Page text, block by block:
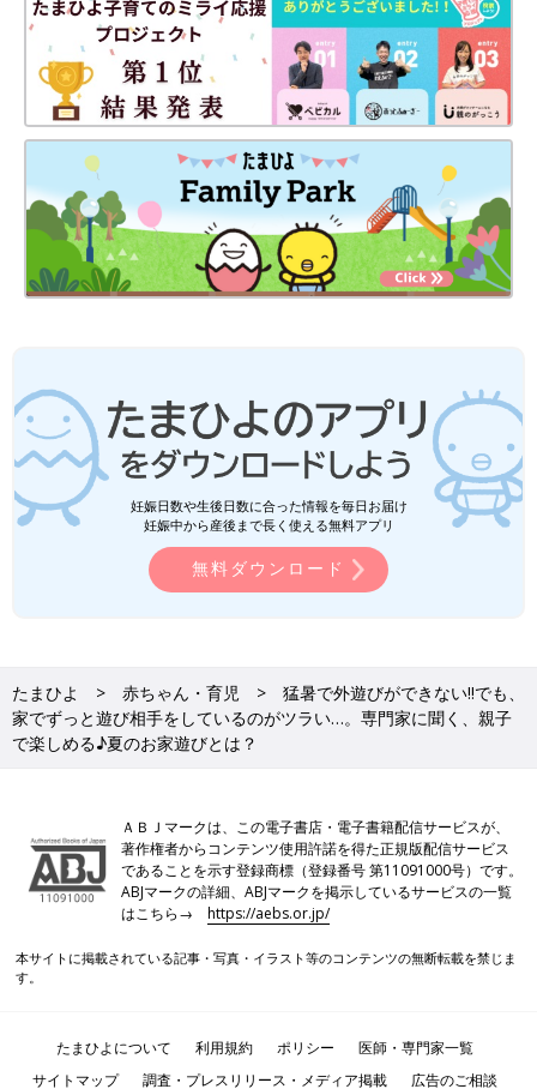
うちの息子ってヘンですか？ 男子育児のしんどさが解消される
本
Amazonで見る
楽天市場で見る
妊娠日数や生後日数に合った情報を毎日お届け
妊娠中から産後まで長く使える無料アプリ
無料ダウンロード
たまひよ 赤ちゃん・育児
猛暑で外遊びができない‼でも、
家でずっと遊び相手をしているのがツラい…。専門家に聞く、親子
で楽しめる♪夏のお家遊びとは？
ＡＢＪマークは、この電子書店・電子書籍配信サービスが、
著作権者からコンテンツ使用許諾を得た正規版配信サービス
であることを示す登録商標（登録番号 第11091000号）です。
ABJマークの詳細、ABJマークを掲示しているサービスの一覧
はこちら→https://aebs.or.jp/
本サイトに掲載されている記事・写真・イラスト等のコンテンツの無断転載を禁じま
す。
たまひよについて 利用規約 ポリシー
医師・専門家一覧
サイトマップ
調査・プレスリリース・メディア掲載 広告のご相談